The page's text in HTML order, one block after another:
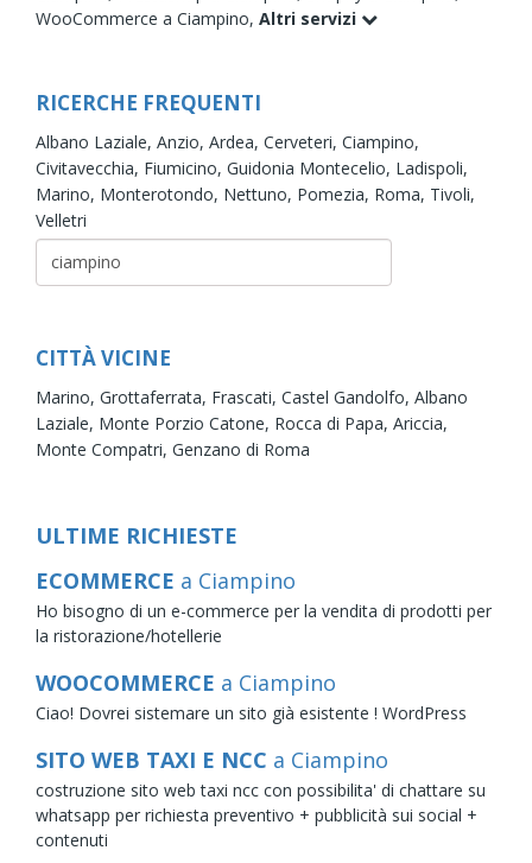
WooCommerce a Ciampino, Altri servizi
RICERCHE FREQUENTI
Albano Laziale, Anzio, Ardea, Cerveteri, Ciampino,
Civitavecchia, Fiumicino, Guidonia Montecelio, Ladispoli,
Marino, Monterotondo, Nettuno, Pomezia, Roma, Tivoli,
Velletri
CITTÀ VICINE
Marino, Grottaferrata, Frascati, Castel Gandolfo, Albano
Laziale, Monte Porzio Catone, Rocca di Papa, Ariccia,
Monte Compatri, Genzano di Roma
ULTIME RICHIESTE
ECOMMERCE a Ciampino
Ho bisogno di un e-commerce per la vendita di prodotti per
la ristorazione/hotellerie
WOOCOMMERCE a Ciampino
Ciao! Dovrei sistemare un sito già esistente ! WordPress
SITO WEB TAXI E NCC a Ciampino
costruzione sito web taxi ncc con possibilita' di chattare su
whatsapp per richiesta preventivo + pubblicità sui social +
contenuti